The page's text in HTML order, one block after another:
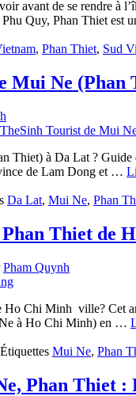
avant de se rendre à
Quy, Phan Thiet est
, Phan Thiet, Sud
Mui Ne
Thiet) à Da Lat ?
de Lam Dong et …
Da Lat, Mui Ne, Phan
Phan Thiet de
Pham Quynh
Ho Chi Minh ville? Cet
à Ho Chi Minh) en …
Étiquettes Mui Ne, Phan
Phan Thiet